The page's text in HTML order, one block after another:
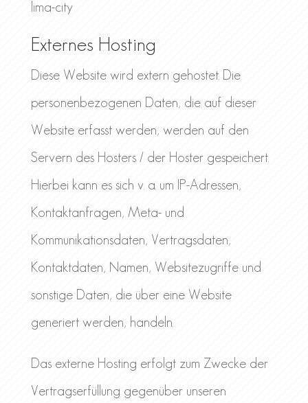
lima-city
Externes Hosting
Diese Website wird extern gehostet. Die
personenbezogenen Daten, die auf dieser
Website erfasst werden, werden auf den
Servern des Hosters / der Hoster gespeichert.
Hierbei kann es sich v. a. um IP-Adressen,
Kontaktanfragen, Meta- und
Kommunikationsdaten, Vertragsdaten,
Kontaktdaten, Namen, Websitezugriffe und
sonstige Daten, die über eine Website
generiert werden, handeln.
Das externe Hosting erfolgt zum Zwecke der
Vertragserfüllung gegenüber unseren